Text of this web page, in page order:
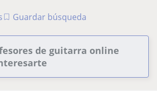
Guardar búsqueda
de guitarra online